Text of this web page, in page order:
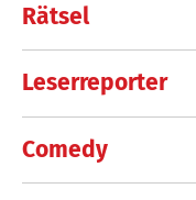
Rätsel
Leserreporter
Comedy